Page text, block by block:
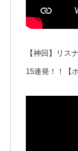
【神回】リス
15連発！！【